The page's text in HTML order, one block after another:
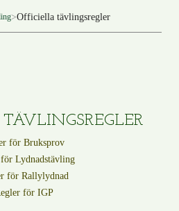
Officiella tävlingsregler
för Bruksprov
Lydnadstävling
för Rallylydnad
för IGP